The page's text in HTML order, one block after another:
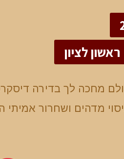
ראשון לציון
מחכה לך בדירה
מדהים ושחרור אמיתי